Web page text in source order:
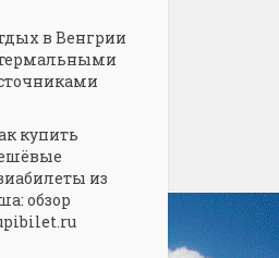
в Венгрии
купить
из
обзор